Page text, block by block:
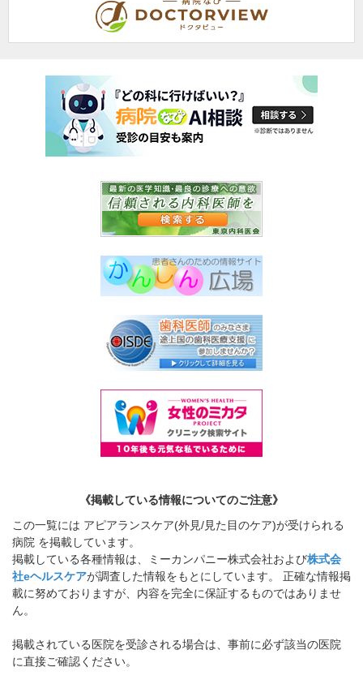
《掲載している情報についてのご注意》
この一覧には アピアランスケア(外見/見た目のケア)が受けられる
病院 を掲載しています。
掲載している各種情報は、ミーカンパニー株式会社および株式会
社eヘルスケアが調査した情報をもとにしています。 正確な情報掲
載に努めておりますが、内容を完全に保証するものではありませ
ん。
掲載されている医院を受診される場合は、事前に必ず該当の医院
に直接ご確認ください。